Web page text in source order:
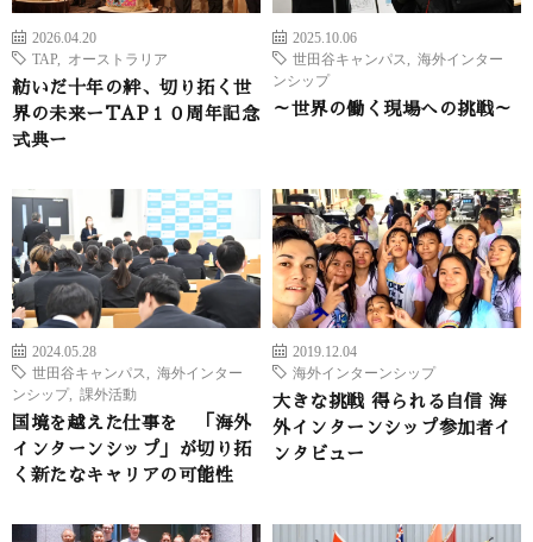
2026.04.20
TAP
オーストラリア
紡いだ十年の絆、切り拓く世
界の未来ーTAP１０周年記念
式典ー
2025.10.06
世田谷キャンパス
海外インター
ンシップ
～世界の働く現場への挑戦～
2024.05.28
世田谷キャンパス
海外インター
ンシップ, 課外活動
国境を越えた仕事を 「海外
インターンシップ」が切り拓
く新たなキャリアの可能性
2019.12.04
海外インターンシップ
大きな挑戦 得られる自信 海
外インターンシップ参加者イ
ンタビュー